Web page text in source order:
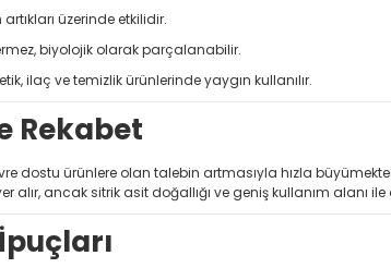
üzerinde etkilidir.
biyolojik olarak parçalanabilir.
ilaç ve temizlik ürünlerinde yaygın kullanılır.
Rekabet
dostu ürünlere olan talebin artmasıyla hızla
ancak sitrik asit doğallığı ve geniş kullanım alanı ile